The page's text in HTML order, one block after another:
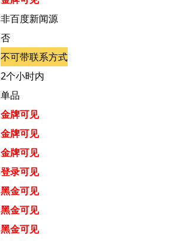
非百度新闻源
否
不可带联系方式
2个小时内
单品
金牌可见
金牌可见
金牌可见
登录可见
黑金可见
黑金可见
黑金可见